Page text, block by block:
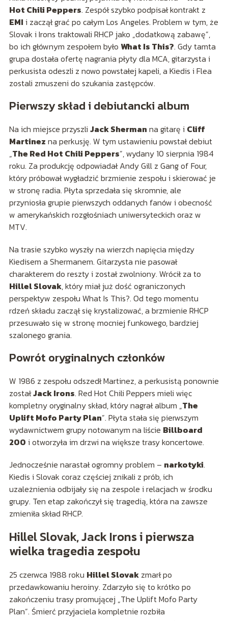
Hot Chili Peppers. Zespół szybko podpisał kontrakt z
EMI i zaczął grać po całym Los Angeles. Problem w tym, że
Slovak i Irons traktowali RHCP jako „dodatkową zabawę”,
bo ich głównym zespołem było What Is This?. Gdy tamta
grupa dostała ofertę nagrania płyty dla MCA, gitarzysta i
perkusista odeszli z nowo powstałej kapeli, a Kiedis i Flea
zostali zmuszeni do szukania zastępców.
Pierwszy skład i debiutancki album
Na ich miejsce przyszli Jack Sherman na gitarę i Cliff
Martinez na perkusję. W tym ustawieniu powstał debiut
„The Red Hot Chili Peppers”, wydany 10 sierpnia 1984
roku. Za produkcję odpowiadał Andy Gill z Gang of Four,
który próbował wygładzić brzmienie zespołu i skierować je
w stronę radia. Płyta sprzedała się skromnie, ale
przyniosła grupie pierwszych oddanych fanów i obecność
w amerykańskich rozgłośniach uniwersyteckich oraz w
MTV.
Na trasie szybko wyszły na wierzch napięcia między
Kiedisem a Shermanem. Gitarzysta nie pasował
charakterem do reszty i został zwolniony. Wrócił za to
Hillel Slovak, który miał już dość ograniczonych
perspektyw zespołu What Is This?. Od tego momentu
rdzeń składu zaczął się krystalizować, a brzmienie RHCP
przesuwało się w stronę mocniej funkowego, bardziej
szalonego grania.
Powrót oryginalnych członków
W 1986 z zespołu odszedł Martinez, a perkusistą ponownie
zostałJack Irons. Red Hot Chili Peppers mieli więc
kompletny oryginalny skład, który nagrał album „The
Uplift Mofo Party Plan”. Płyta stała się pierwszym
wydawnictwem grupy notowanym na liście Billboard
200 i otworzyła im drzwi na większe trasy koncertowe.
Jednocześnie narastał ogromny problem – narkotyki.
Kiedis i Slovak coraz częściej znikali z prób, ich
uzależnienia odbijały się na zespole i relacjach w środku
grupy. Ten etap zakończył się tragedią, która na zawsze
zmieniła skład RHCP.
Hillel Slovak, Jack Irons i pierwsza
wielka tragedia zespołu
25 czerwca 1988 roku Hillel Slovakzmarł po
przedawkowaniu heroiny. Zdarzyło się to krótko po
zakończeniu trasy promującej „The Uplift Mofo Party
Plan”. Śmierć przyjaciela kompletnie rozbiła